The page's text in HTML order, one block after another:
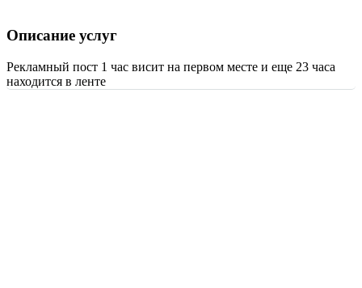
Описание услуг
Рекламный пост 1 час висит на первом месте и еще 23 часа
находится в ленте